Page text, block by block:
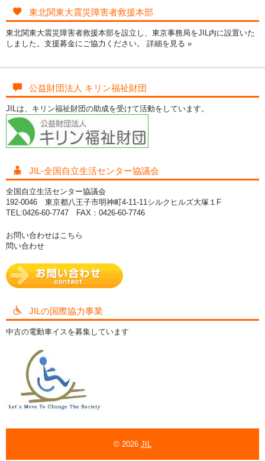
東北関東大震災障害者救援本部
東北関東大震災障害者救援本部を設立し、東京事務局をJIL内に設置いた
しました。支援募金にご協力ください。 詳細を見る »
公益財団法人 キリン福祉財団
JILは、キリン福祉財団の助成を受けて活動をしています。
JIL-全国自立生活センター協議会
全国自立生活センター協議会
192-0046 東京都八王子市明神町4-11-11シルクヒルズ大塚１F
TEL:0426-60-7747 FAX：0426-60-7746
お問い合わせはこちら
問い合わせ
JILの国際協力事業
中古の電動車イスを募集しています
© 2026 JIL